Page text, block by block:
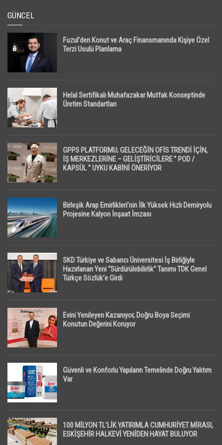
GÜNCEL
Fuzul’den Konut ve Araç Finansmanında Kişiye Özel
Terzi Usulü Planlama
Helal Sertifikalı Muhafazakar Mutfak Konseptinde
Üretim Standartları
GPPS PLATFORMU; GELECEĞİN OFİS TRENDİ İÇİN,
İŞ MERKEZLERİNE – GELİŞTİRİCİLERE ” POD /
KAPSÜL ” UYKU KABİNİ ÖNERİYOR
Birleşik Arap Emirlikleri’nin İlk Yüksek Hızlı Demiryolu
Projesine Kalyon İnşaat İmzası
SKD Türkiye ve Sabancı Üniversitesi İş Birliğiyle
Hazırlanan Yeni “Sürdürülebilirlik” Tanımı TDK Genel
Türkçe Sözlük’e Girdi
Evini Yenileyen Kazanıyor, Doğru Boya Seçimi
Konutun Değerini Koruyor
Güvenli ve Konforlu Yapıların Temelinde Doğru Yalıtım
Var
100 MİLYON TL’LİK YATIRIMLA CUMHURİYET MİRASI,
ESKİŞEHİR HALKEVİ YENİDEN HAYAT BULUYOR